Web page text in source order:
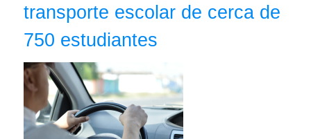
transporte escolar de cerca de
750 estudiantes